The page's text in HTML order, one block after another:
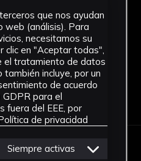
x 2 cm
Ficha
que nos ayudan
web (análisis). Para
necesitamos su
clic en "Aceptar todas",
el tratamiento de datos
incluye, por un
de acuerdo
GDPR para el
fuera del EEE, por
de privacidad
Siempre activas